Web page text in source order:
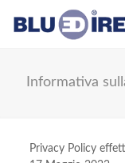
Informativa
Privacy Policy